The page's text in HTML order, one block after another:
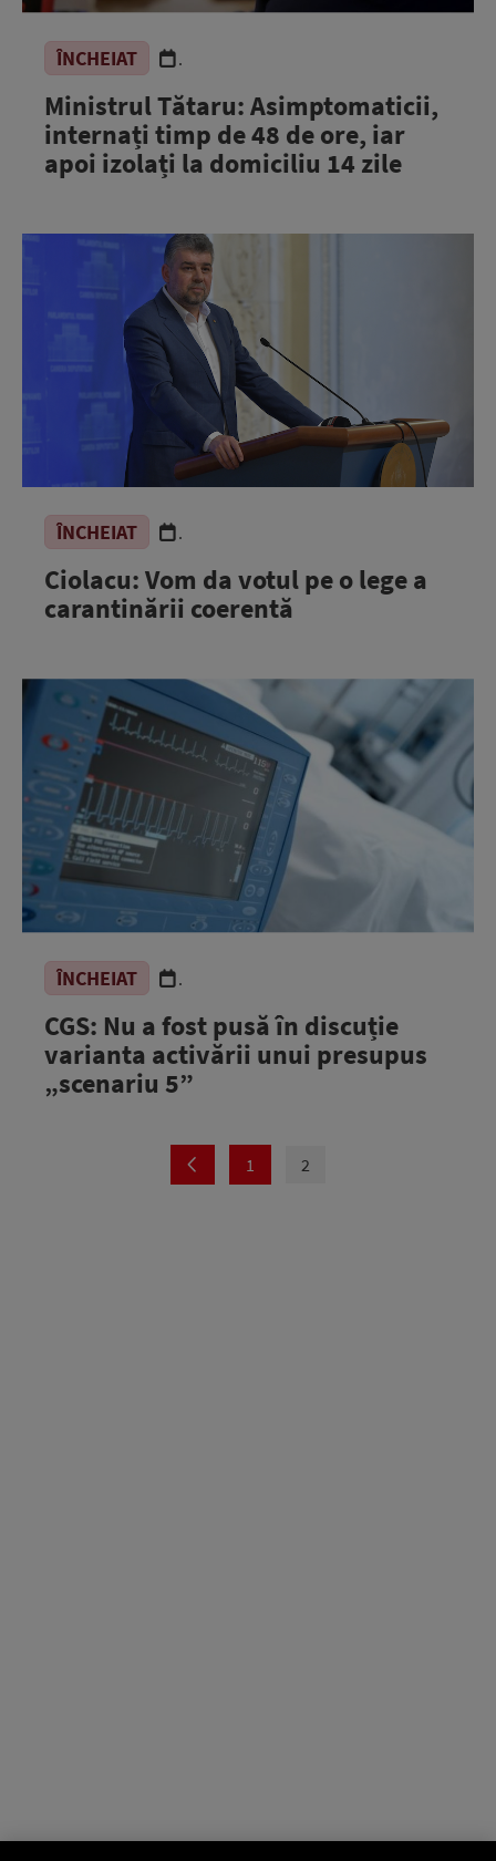
ÎNCHEIAT .
Ministrul Tătaru: Asimptomaticii,
internați timp de 48 de ore, iar
apoi izolați la domiciliu 14 zile
ÎNCHEIAT .
Ciolacu: Vom da votul pe o lege a
carantinării coerentă
ÎNCHEIAT .
CGS: Nu a fost pusă în discuție
varianta activării unui presupus
„scenariu 5”
1 2